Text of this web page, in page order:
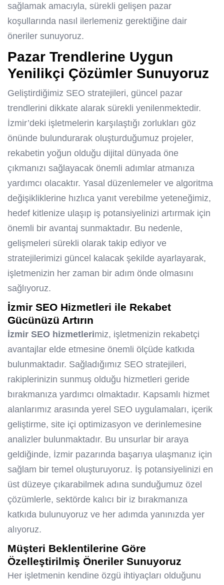
sağlamak amacıyla, sürekli gelişen pazar
koşullarında nasıl ilerlemeniz gerektiğine dair
öneriler sunuyoruz.
Pazar Trendlerine Uygun
Yenilikçi Çözümler Sunuyoruz
Geliştirdiğimiz SEO stratejileri, güncel pazar
trendlerini dikkate alarak sürekli yenilenmektedir.
İzmir’deki işletmelerin karşılaştığı zorlukları göz
önünde bulundurarak oluşturduğumuz projeler,
rekabetin yoğun olduğu dijital dünyada öne
çıkmanızı sağlayacak önemli adımlar atmanıza
yardımcı olacaktır. Yasal düzenlemeler ve algoritma
değişikliklerine hızlıca yanıt verebilme yeteneğimiz,
hedef kitlenize ulaşıp iş potansiyelinizi artırmak için
önemli bir avantaj sunmaktadır. Bu nedenle,
gelişmeleri sürekli olarak takip ediyor ve
stratejilerimizi güncel kalacak şekilde ayarlayarak,
işletmenizin her zaman bir adım önde olmasını
sağlıyoruz.
İzmir SEO Hizmetleri ile Rekabet
Gücünüzü Artırın
İzmir SEO hizmetlerimiz, işletmenizin rekabetçi
avantajlar elde etmesine önemli ölçüde katkıda
bulunmaktadır. Sağladığımız SEO stratejileri,
rakiplerinizin sunmuş olduğu hizmetleri geride
bırakmanıza yardımcı olmaktadır. Kapsamlı hizmet
alanlarımız arasında yerel SEO uygulamaları, içerik
geliştirme, site içi optimizasyon ve derinlemesine
analizler bulunmaktadır. Bu unsurlar bir araya
geldiğinde, İzmir pazarında başarıya ulaşmanız için
sağlam bir temel oluşturuyoruz. İş potansiyelinizi en
üst düzeye çıkarabilmek adına sunduğumuz özel
çözümlerle, sektörde kalıcı bir iz bırakmanıza
katkıda bulunuyoruz ve her adımda yanınızda yer
alıyoruz.
Müşteri Beklentilerine Göre
Özelleştirilmiş Öneriler Sunuyoruz
Her işletmenin kendine özgü ihtiyaçları olduğunu